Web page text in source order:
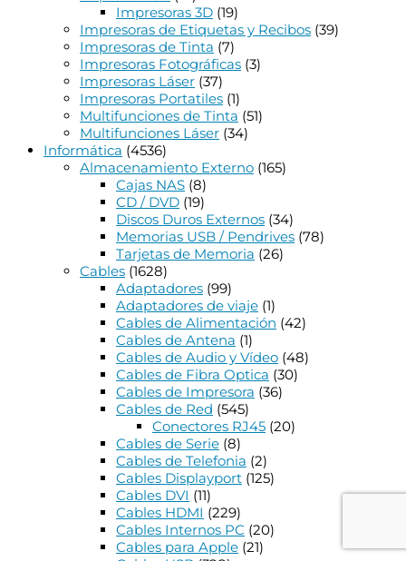
Impresoras 3D (19)
Impresoras de Etiquetas y Recibos (39)
Impresoras de Tinta (7)
Impresoras Fotográficas (3)
Impresoras Láser (37)
Impresoras Portatiles (1)
Multifunciones de Tinta (51)
Multifunciones Láser (34)
Informática (4536)
Almacenamiento Externo (165)
Cajas NAS (8)
CD / DVD (19)
Discos Duros Externos (34)
Memorias USB / Pendrives (78)
Tarjetas de Memoria (26)
Cables (1628)
Adaptadores (99)
Adaptadores de viaje (1)
Cables de Alimentación (42)
Cables de Antena (1)
Cables de Audio y Vídeo (48)
Cables de Fibra Optica (30)
Cables de Impresora (36)
Cables de Red (545)
Conectores RJ45 (20)
Cables de Serie (8)
Cables de Telefonia (2)
Cables Displayport (125)
Cables DVI (11)
Cables HDMI (229)
Cables Internos PC (20)
Cables para Apple (21)